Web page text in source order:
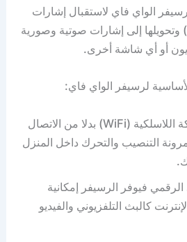
الواي فاي لاستقبال إشارات
الشبكة اللاسلكية (WiFi) وتحويلها إلى إشارات صوتية وصورية
أو أي شاشة أخرى.
لرسيفر الواي فاي:
يتصل الرسيفر بالشبكة اللاسلكية (WiFi) بدلا من الاتصال
التنصيب والتحرك داخل المنزل
فيوفر الرسيفر إمكانية
كالبث التلفزيوني والفيديو